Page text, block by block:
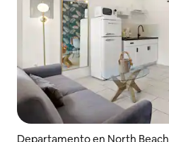
Departamento en North Beach